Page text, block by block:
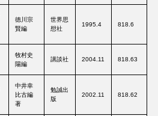
徳川宗
賢編
世界思
想社
1995.4 818.6
牧村史
陽編
講談社 2004.11 818.63
中井幸
比古編
著
勉誠出
版
2002.11 818.62